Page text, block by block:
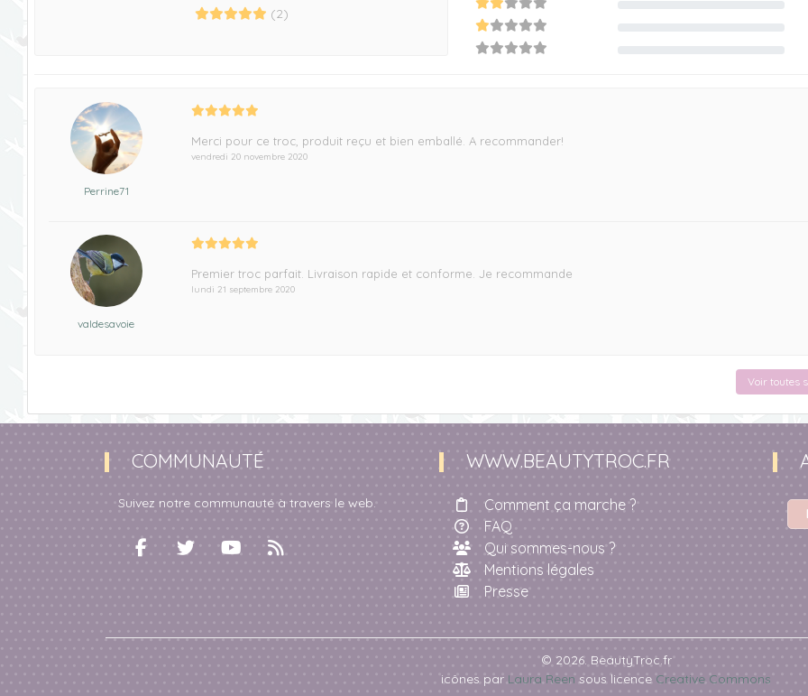
(2)
Perrine71
Merci pour ce troc, produit reçu et bien emballé. A recommander!
vendredi 20 novembre 2020
valdesavoie
Premier troc parfait. Livraison rapide et conforme. Je recommande
lundi 21 septembre 2020
Voir toutes
COMMUNAUTÉ
Suivez notre communauté à travers le web.
WWW.BEAUTYTROC.FR
Comment ça marche ?
FAQ
Qui sommes-nous ?
Mentions légales
Presse
© 2026. BeautyTroc.fr
icônes par Laura Reen sous licence Creative Commons